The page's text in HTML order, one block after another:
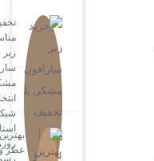
تخفیفات
مناسب
سارافون
مشکی؛
انتخابی
شیک برای
استایل‌های
روزمره و
رسمی
بهترین
عطر و